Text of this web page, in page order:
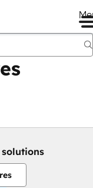
solutions